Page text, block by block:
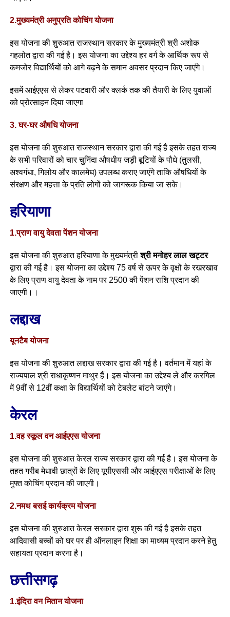
2.मुख्यमंत्री अनुप्रति कोचिंग योजना
इस योजना की शुरुआत राजस्थान सरकार के मुख्यमंत्री श्री अशोक
गहलोत द्वारा की गई है। इस योजना का उद्देश्य हर वर्ग के आर्थिक रूप से
कमजोर विद्यार्थियों को आगे बढ़ने के समान अवसर प्रदान किए जाएंगे।
इसमें आईएएस से लेकर पटवारी और क्लर्क तक की तैयारी के लिए युवाओं
को प्रोत्साहन दिया जाएगा
3. घर-घर औषधि योजना
इस योजना की शुरुआत राजस्थान सरकार द्वारा की गई है इसके तहत राज्य
के सभी परिवारों को चार चुनिंदा औषधीय जड़ी बूटियों के पौधे (तुलसी,
अश्वगंधा, गिलोय और कालमेघ) उपलब्ध कराए जाएंगे ताकि औषधियों के
संरक्षण और महत्ता के प्रति लोगों को जागरूक किया जा सके।
हरियाणा
1.प्राण वायु देवता पेंशन योजना
इस योजना की शुरुआत हरियाणा के मुख्यमंत्रीश्री मनोहर लाल खट्टर
द्वारा की गई है। इस योजना का उद्देश्य 75 वर्ष से ऊपर के वृक्षों के रखरखाव
के लिए प्राण वायु देवता के नाम पर 2500 की पेंशन राशि प्रदान की
जाएगी। ।
लद्दाख
यूनटैब योजना
इस योजना की शुरुआत लद्दाख सरकार द्वारा की गई है। वर्तमान में यहां के
राज्यपाल श्री राधाकृष्णन माथुर हैं। इस योजना का उद्देश्य ले और करगिल
में 9वीं से 12वीं कक्षा के विद्यार्थियों को टेबलेट बांटने जाएंगे।
केरल
1.वह स्कूल वन आईएएस योजना
इस योजना की शुरुआत केरल राज्य सरकार द्वारा की गई है। इस योजना के
तहत गरीब मेधावी छात्रों के लिए यूपीएससी और आईएएस परीक्षाओं के लिए
मुफ्त कोचिंग प्रदान की जाएगी।
2.नमथ बसई कार्यक्रम योजना
इस योजना की शुरुआत केरल सरकार द्वारा शुरू की गई है इसके तहत
आदिवासी बच्चों को घर पर ही ऑनलाइन शिक्षा का माध्यम प्रदान करने हेतु
सहायता प्रदान करना है।
छत्तीसगढ़
1.इंदिरा वन मितान योजना